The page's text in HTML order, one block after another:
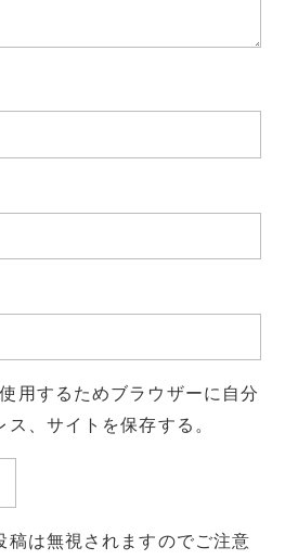
用するためブラウザーに自分
、サイトを保存する。
稿は無視されますのでご注意